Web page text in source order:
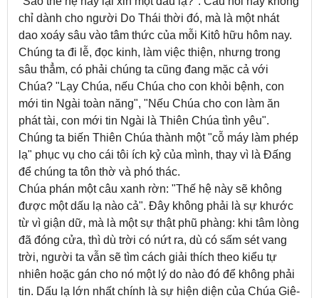
chỉ dành cho người Do Thái thời đó, mà là một nhát
dao xoáy sâu vào tâm thức của mỗi Kitô hữu hôm nay.
Chúng ta đi lễ, đọc kinh, làm việc thiện, nhưng trong
sâu thẳm, có phải chúng ta cũng đang mặc cả với
Chúa? "Lạy Chúa, nếu Chúa cho con khỏi bệnh, con
mới tin Ngài toàn năng", "Nếu Chúa cho con làm ăn
phát tài, con mới tin Ngài là Thiên Chúa tình yêu".
Chúng ta biến Thiên Chúa thành một "cỗ máy làm phép
lạ" phục vụ cho cái tôi ích kỷ của mình, thay vì là Đấng
để chúng ta tôn thờ và phó thác.
Chúa phán một câu xanh rờn: "Thế hệ này sẽ không
được một dấu lạ nào cả". Đây không phải là sự khước
từ vì giận dữ, mà là một sự thật phũ phàng: khi tâm lòng
đã đóng cửa, thì dù trời có nứt ra, dù có sấm sét vang
trời, người ta vẫn sẽ tìm cách giải thích theo kiểu tự
nhiên hoặc gán cho nó một lý do nào đó để không phải
tin. Dấu lạ lớn nhất chính là sự hiện diện của Chúa Giê-